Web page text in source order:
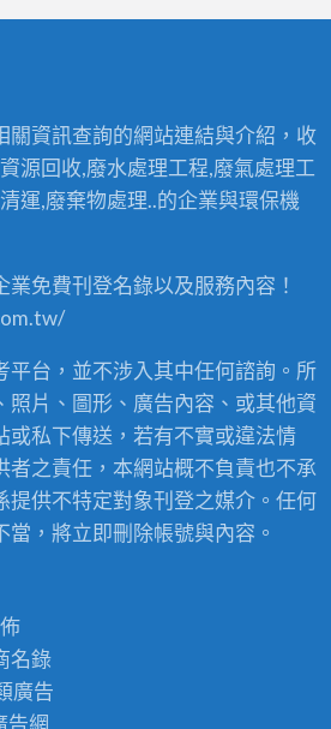
2
務
中
回
收
、
收
購
賣
2
小
時
省
服
務
！
〉
關資訊查詢的網站連結與介紹，收
源回收,廢水處理工程,廢氣處理工
運,廢棄物處理..的企業與環保機
免費刊登名錄以及服務內容！
平台，並不涉入其中任何諮詢。所
照片、圖形、廣告內容、或其他資
或私下傳送，若有不實或違法情
者之責任，本網站概不負責也不承
提供不特定對象刊登之媒介。任何
當，將立即刪除帳號與內容。
名錄
廣告
告網